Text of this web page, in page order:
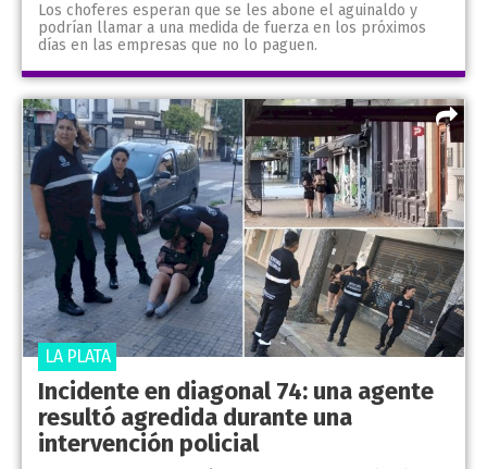
Los choferes esperan que se les abone el aguinaldo y
podrían llamar a una medida de fuerza en los próximos
días en las empresas que no lo paguen.
Incidente en diagonal 74: una agente
resultó agredida durante una
intervención policial
LA PLATA